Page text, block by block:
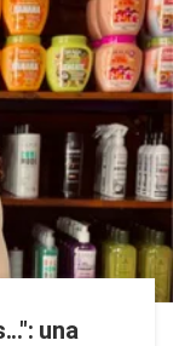
una